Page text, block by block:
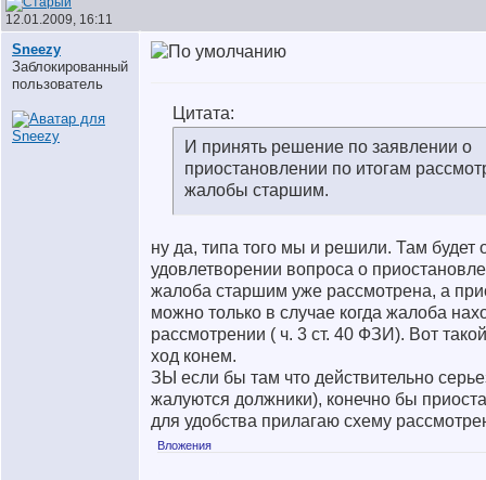
12.01.2009, 16:11
Sneezy
Заблокированный
пользователь
Цитата:
И принять решение по заявлении о
приостановлении по итогам
жалобы старшим.
ну да, типа того мы и решили. Там будет
удовлетворении вопроса о
жалоба старшим уже рассмотрена, а
можно только в случае когда жалоба
рассмотрении ( ч. 3 ст. 40 ФЗИ). Вот
ход конем.
ЗЫ если бы там что действительно
жалуются должники), конечно бы
для удобства прилагаю схему
Вложения